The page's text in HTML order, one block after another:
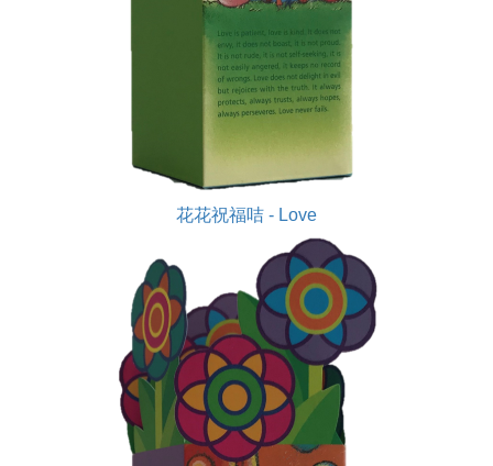
花花祝福咭 - Love